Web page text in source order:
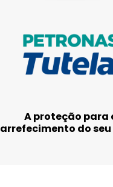
A proteção para
arrefecimento do